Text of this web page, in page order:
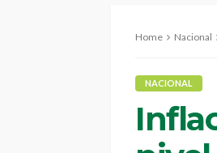
Home Nacional
NACIONAL